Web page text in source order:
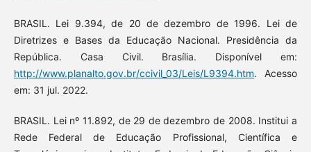
BRASIL. Lei 9.394, de 20 de dezembro de 1996. Lei de
Diretrizes e Bases da Educação Nacional. Presidência da
República. Casa Civil. Brasília. Disponível em:
http://www.planalto.gov.br/ccivil_03/Leis/L9394.htm. Acesso
em: 31 jul. 2022.
BRASIL. Lei nº 11.892, de 29 de dezembro de 2008. Institui a
Rede Federal de Educação Profissional, Científica e